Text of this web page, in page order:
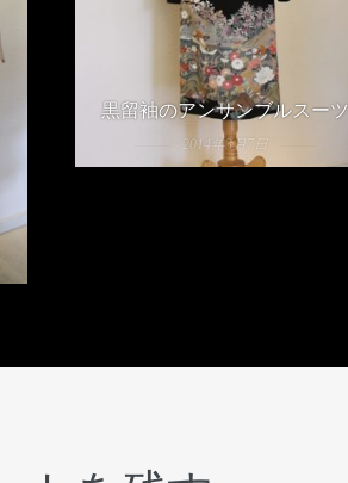
黒留袖のアンサンブルスーツ
2014年3月7日